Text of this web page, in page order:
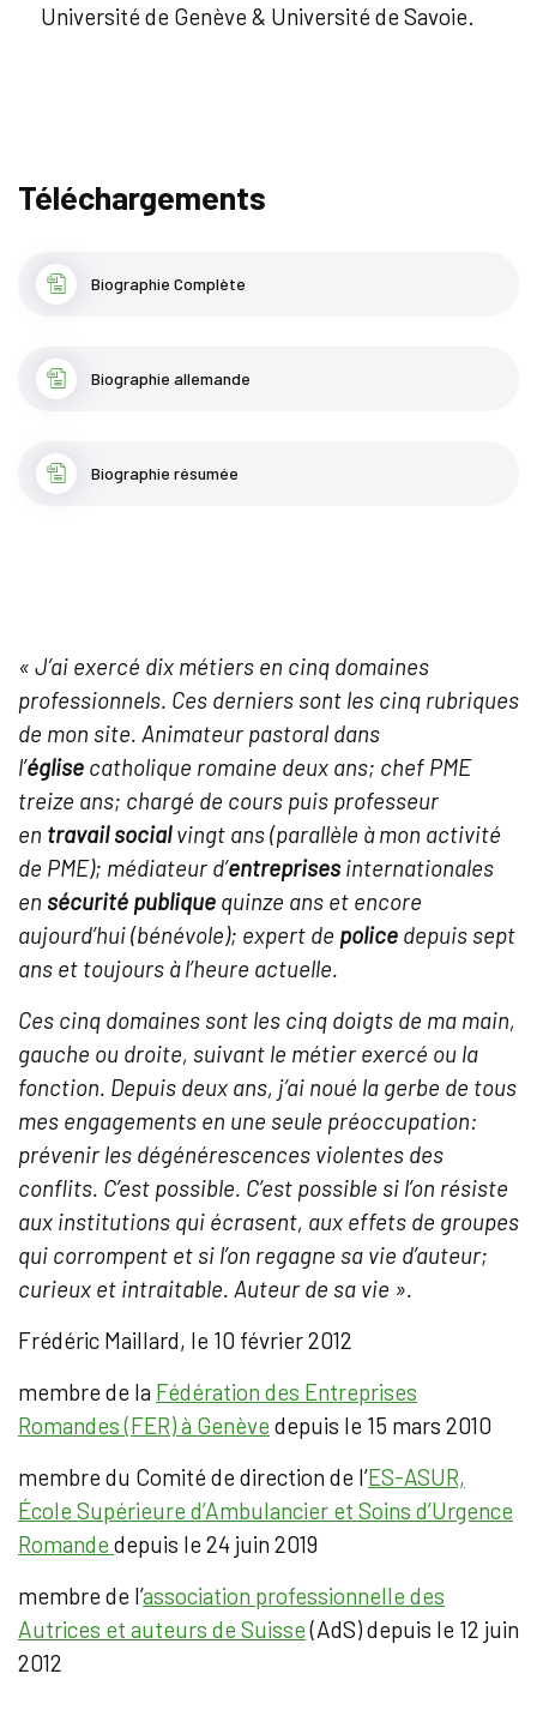
Université de Genève & Université de Savoie.
Téléchargements
Biographie Complète
Biographie allemande
Biographie résumée
« J’ai exercé dix métiers en cinq domaines
professionnels. Ces derniers sont les cinq rubriques
de mon site. Animateur pastoral dans
l’église catholique romaine deux ans; chef PME
treize ans; chargé de cours puis professeur
en travail socialvingt ans (parallèle à mon activité
de PME); médiateur d’entreprises internationales
en sécurité publique quinze ans et encore
aujourd’hui (bénévole); expert de police depuis sept
ans et toujours à l’heure actuelle.
Ces cinq domaines sont les cinq doigts de ma main,
gauche ou droite, suivant le métier exercé ou la
fonction. Depuis deux ans, j’ai noué la gerbe de tous
mes engagements en une seule préoccupation:
prévenir les dégénérescences violentes des
conflits. C’est possible. C’est possible si l’on résiste
aux institutions qui écrasent, aux effets de groupes
qui corrompent et si l’on regagne sa vie d’auteur;
curieux et intraitable. Auteur de sa vie ».
Frédéric Maillard, le 10 février 2012
membre de la Fédération des Entreprises
Romandes (FER) à Genève depuis le 15 mars 2010
membre du Comité de direction de l’ES-ASUR,
École Supérieure d’Ambulancier et Soins d’Urgence
Romande depuis le 24 juin 2019
membre de l’association professionnelle des
Autrices et auteurs de Suisse(AdS) depuis le 12 juin
2012